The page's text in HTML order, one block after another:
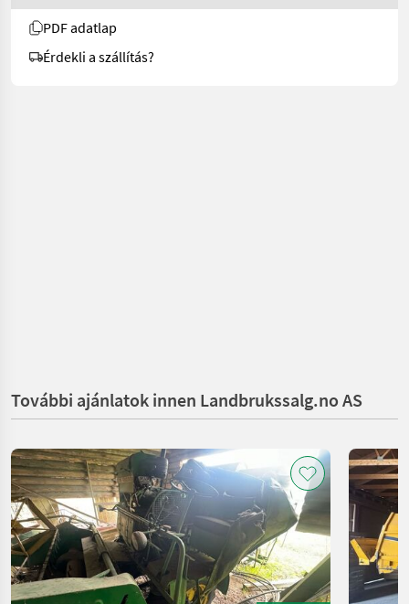
PDF adatlap
Érdekli a szállítás?
További ajánlatok innen Landbrukssalg.no AS